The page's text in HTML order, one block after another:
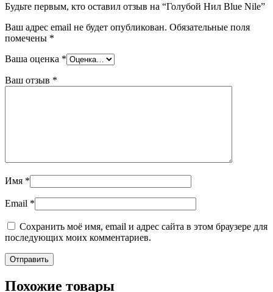
Будьте первым, кто оставил отзыв на “Голубой Нил Blue Nile”
Ваш адрес email не будет опубликован. Обязательные поля
помечены *
Ваша оценка *
Ваш отзыв *
Имя *
Email *
Сохранить моё имя, email и адрес сайта в этом браузере для
последующих моих комментариев.
Похожие товары